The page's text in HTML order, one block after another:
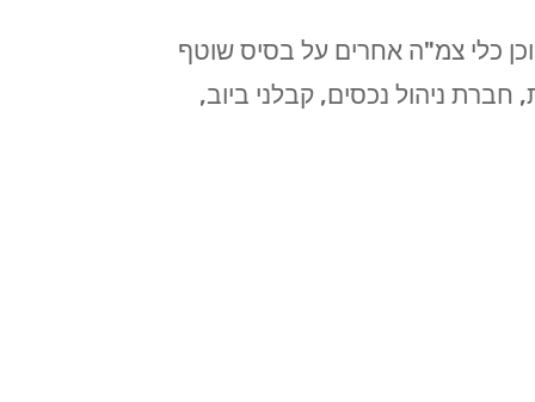
כלי צמ"ה אחרים על בסיס שוטף
חברת ניהול נכסים, קבלני ביוב,